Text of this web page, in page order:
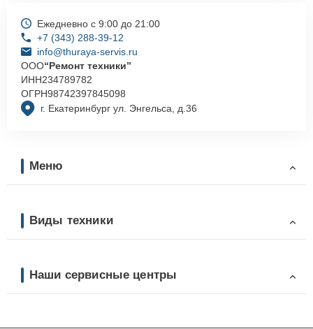
г. Екатеринбург ул. Энгельса, д.36
Ежедневно с 9:00 до 21:00
+7 (343) 288-39-12
info@thuraya-servis.ru
ООО“Ремонт техники”
ИНН234789782
ОГРН98742397845098
Меню
Виды техники
Наши сервисные центры